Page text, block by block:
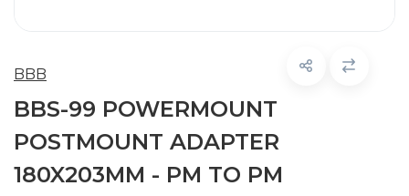
BBB
BBS-99 POWERMOUNT
POSTMOUNT ADAPTER
180X203MM - PM TO PM